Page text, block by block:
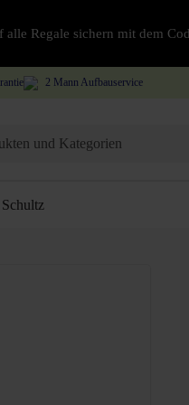
Regale sichern mit dem
2 Mann Aufbauservice